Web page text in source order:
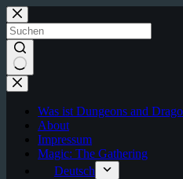
Zum
Inhalt
springen
Keine
Ergebnisse
Was ist Dungeons and
About
Impressum
Magic: The Gathering
Deutsch